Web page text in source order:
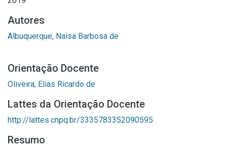
Autores
Albuquerque, Naisa Barbosa de
Orientação Docente
Oliveira, Elias Ricardo de
Lattes da Orientação Docente
http://lattes.cnpq.br/3335783352090595
Resumo